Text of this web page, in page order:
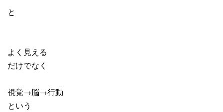
と
よく見える
だけでなく
視覚→脳→行動
という